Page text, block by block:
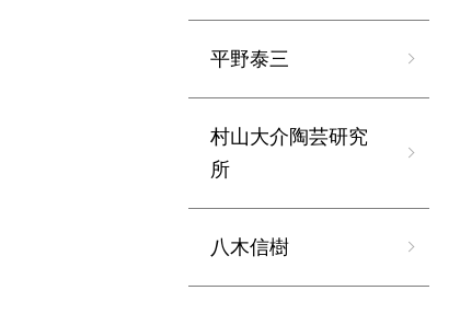
平野泰三
村山大介陶芸研究
所
八木信樹